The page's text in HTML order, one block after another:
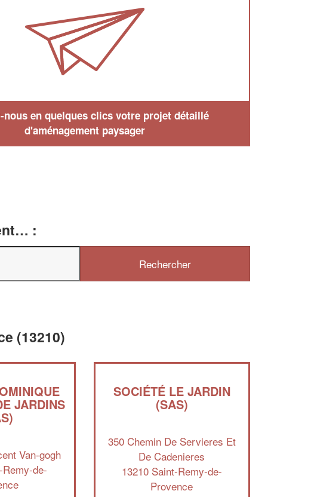
nous en quelques clics votre projet détaillé
d'aménagement paysager
:
(13210)
JARDINS
Van-gogh
de-
SOCIÉTÉ LE JARDIN
(SAS)
350 Chemin De Servieres Et
De Cadenieres
13210 Saint-Remy-de-
Provence
✕
Vous êtes un
professionnel ?